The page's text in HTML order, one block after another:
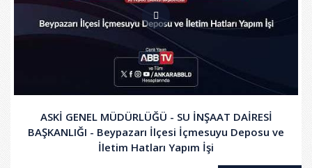
ASKİ GENEL MÜDÜRLÜĞÜ - SU İNŞAAT DAİRESİ
BAŞKANLIĞI - Beypazarı İlçesi İçmesuyu Deposu ve
İletim Hatları Yapım İşi